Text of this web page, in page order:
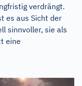
verdrängt.
es aus Sicht der
sinnvoller, sie als
eine